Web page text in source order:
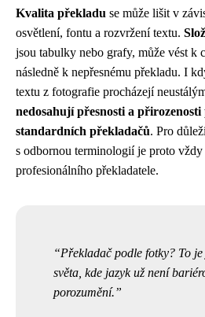
Kvalita překladu se může lišit v
osvětlení, fontu a rozvržení textu.
jsou tabulky nebo grafy, může vést k
následně k nepřesnému překladu. I
textu z fotografie procházejí
nedosahují přesnosti a
standardních překladačů. Pro
s odbornou terminologií je proto vždy
profesionálního překladatele.
Překladač podle fotky? To
světa, kde jazyk už není
porozumění.